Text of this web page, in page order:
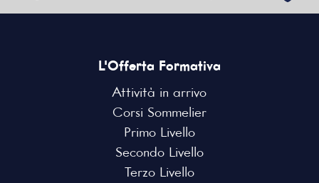
L'Offerta Formativa
Attività in arrivo
Corsi Sommelier
Primo Livello
Secondo Livello
Terzo Livello